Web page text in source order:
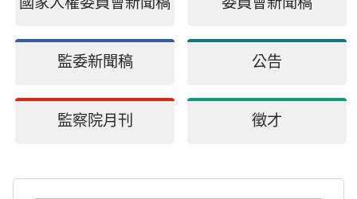
監委新聞稿 公告
監察院月刊 徵才